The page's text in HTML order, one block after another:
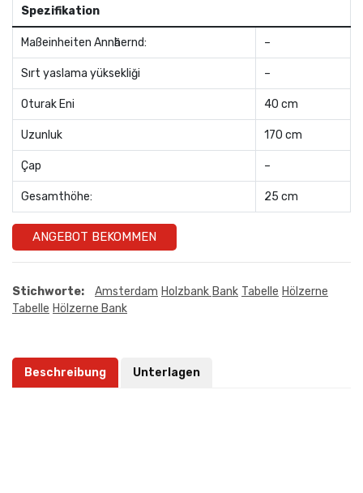
Spezifikation
Maßeinheiten Annӓhernd: –
Sırt yaslama yüksekliği –
Oturak Eni 40 cm
Uzunluk 170 cm
Çap –
Gesamthöhe: 25 cm
ANGEBOT BEKOMMEN
Stichworte: Amsterdam Holzbank Bank Tabelle Hölzerne
Tabelle Hölzerne Bank
Beschreibung Unterlagen